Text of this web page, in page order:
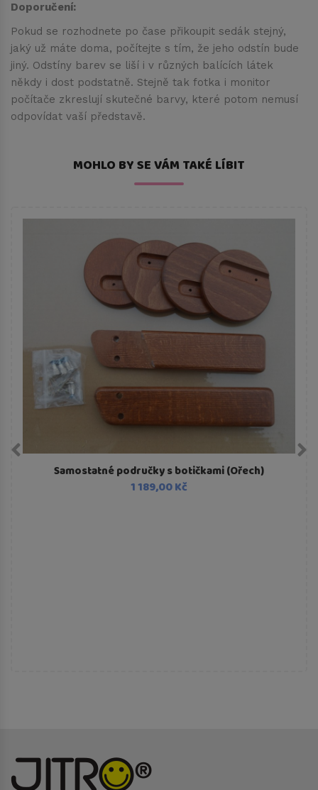
Doporučení:
Pokud se rozhodnete po čase přikoupit sedák stejný,
jaký už máte doma, počítejte s tím, že jeho odstín bude
jiný. Odstíny barev se liší i v různých balících látek
někdy i dost podstatně. Stejně tak fotka i monitor
počítače zkreslují skutečné barvy, které potom nemusí
odpovídat vaší představě.
MOHLO BY SE VÁM TAKÉ LÍBIT
Samostatné područky s botičkami (Ořech)
1 189,00 Kč